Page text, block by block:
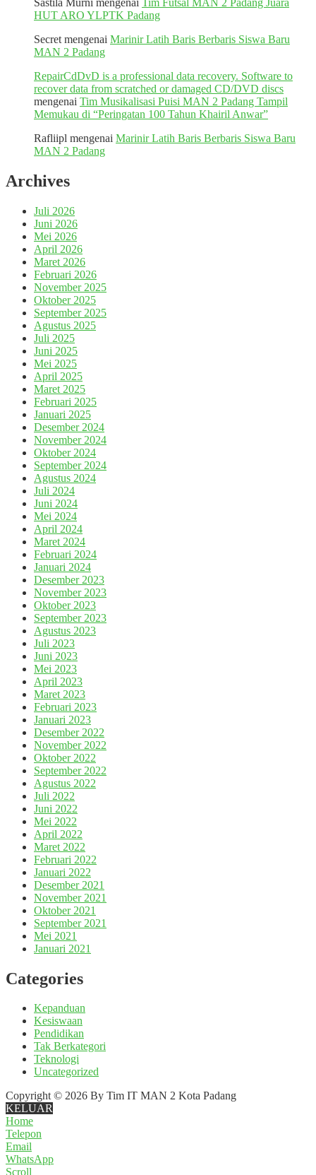
HUT ARO YLPTK Padang
Secret mengenai Marinir Latih Baris Berbaris Siswa Baru
MAN 2 Padang
RepairCdDvD is a professional data recovery. Software to
recover data from scratched or damaged CD/DVD discs
mengenai Tim Musikalisasi Puisi MAN 2 Padang Tampil
Memukau di “Peringatan 100 Tahun Khairil Anwar”
Rafliipl mengenai Marinir Latih Baris Berbaris Siswa Baru
MAN 2 Padang
Archives
Juli 2026
Juni 2026
Mei 2026
April 2026
Maret 2026
Februari 2026
November 2025
Oktober 2025
September 2025
Agustus 2025
Juli 2025
Juni 2025
Mei 2025
April 2025
Maret 2025
Februari 2025
Januari 2025
Desember 2024
November 2024
Oktober 2024
September 2024
Agustus 2024
Juli 2024
Juni 2024
Mei 2024
April 2024
Maret 2024
Februari 2024
Januari 2024
Desember 2023
November 2023
Oktober 2023
September 2023
Agustus 2023
Juli 2023
Juni 2023
Mei 2023
April 2023
Maret 2023
Februari 2023
Januari 2023
Desember 2022
November 2022
Oktober 2022
September 2022
Agustus 2022
Juli 2022
Juni 2022
Mei 2022
April 2022
Maret 2022
Februari 2022
Januari 2022
Desember 2021
November 2021
Oktober 2021
September 2021
Mei 2021
Januari 2021
Categories
Kepanduan
Kesiswaan
Pendidikan
Tak Berkategori
Teknologi
Uncategorized
Copyright © 2026 By Tim IT MAN 2 Kota Padang
KELUAR
Home
Telepon
Email
WhatsApp
Scroll